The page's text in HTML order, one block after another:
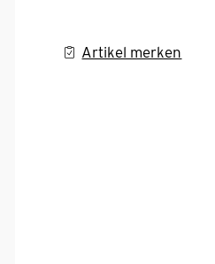
Artikel merken